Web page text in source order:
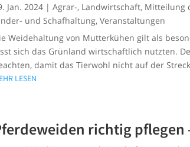
Jan. 2024 |Agrar-, Landwirtschaft, Mitteilung
und Schafhaltung,Veranstaltungen
Weidehaltung von Mutterkühen gilt als
sich das Grünland wirtschaftlich nutzten.
damit das Tierwohl nicht auf der
LESEN
richtig pflegen